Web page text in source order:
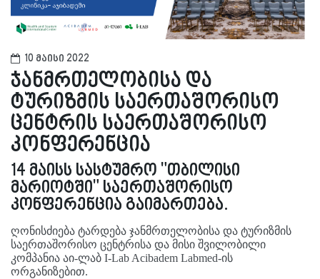
10 მაისი 2022
ჯანმრთელობისა და
ტურიზმის საერთაშორისო
ცენტრის საერთაშორისო
კონფერენცია
14 მაისს სასტუმრო "თბილისი
მარიოტში" საერთაშორისო
კონფერენცია გაიმართება.
ღონისძიება ტარდება ჯანმრთელობისა და ტურიზმის
საერთაშორისო ცენტრისა და მისი შვილობილი
კომპანია აი-ლაბ I-Lab Acibadem Labmed-ის
ორგანიზებით.